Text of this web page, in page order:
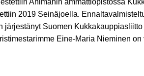
Ahlmanin ammattiopistossa
2019 Seinäjoella.
järjestänyt Suomen
Eine-Maria Nieminen